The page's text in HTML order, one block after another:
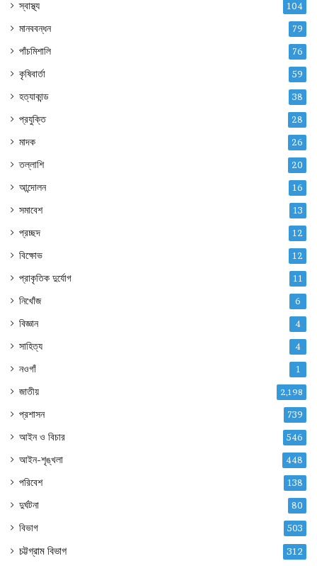
স্বাস্থ্য 104
মানববন্ধন 79
পাঁচমিশালি 76
কৃষিবার্তা 59
হত্যাকান্ড 38
প্রযুক্তি 28
মাদক 26
তল্লাশি 20
আন্দোলন 16
সমাবেশ 13
প্রচ্ছদ 12
বিক্ষোভ 12
প্রাকৃতিক দুর্যোগ 11
নিখোঁজ 6
বিজ্ঞান 4
সাহিত্য 4
নওগাঁ 1
জাতীয় 2,198
প্রশাসন 739
আইন ও বিচার 546
আইন-শৃঙ্খলা 448
পরিবেশ 138
দুর্ঘটনা 80
বিভাগ 503
চট্টগ্রাম বিভাগ 312